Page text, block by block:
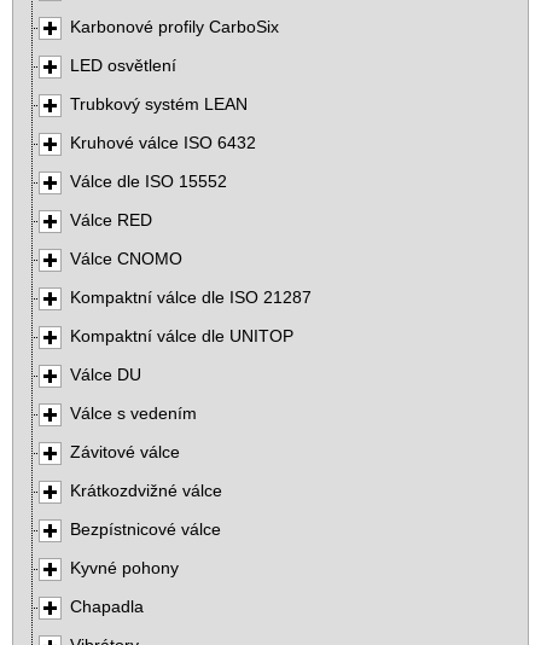
Karbonové profily CarboSix
LED osvětlení
Trubkový systém LEAN
Kruhové válce ISO 6432
Válce dle ISO 15552
Válce RED
Válce CNOMO
Kompaktní válce dle ISO 21287
Kompaktní válce dle UNITOP
Válce DU
Válce s vedením
Závitové válce
Krátkozdvižné válce
Bezpístnicové válce
Kyvné pohony
Chapadla